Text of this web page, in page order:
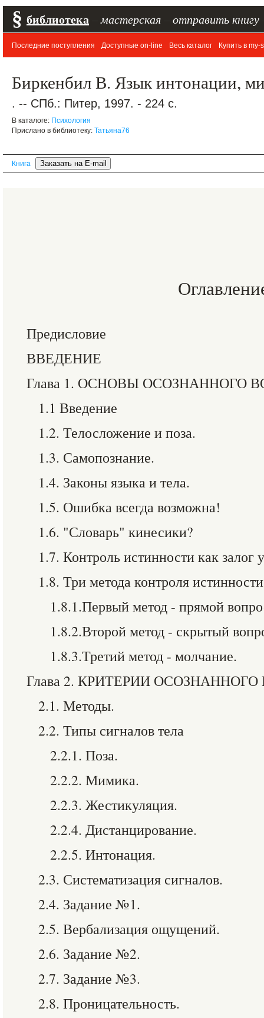
§ библиотека мастерская отправить книгу
Последние поступления Доступные on-line Весь каталог Купить в my-
Биркенбил В. Язык интонации,
. -- СПб.: Питер, 1997. - 224 с.
В каталоге: Психология
Прислано в библиотеку: Татьяна76
Книга
Предисловие
ВВЕДЕНИЕ
Глава 1. ОСНОВЫ ОСОЗНАННОГО
1.1 Введение
1.2. Телосложение и поза.
1.3. Самопознание.
1.4. Законы языка и тела.
1.5. Ошибка всегда возможна!
1.6. "Словарь" кинесики?
1.7. Контроль истинности как залог
1.8. Три метода контроля
1.8.1.Первый метод - прямой
1.8.2.Второй метод - скрытый
1.8.3.Третий метод - молчание.
Глава 2. КРИТЕРИИ
2.1. Методы.
2.2. Типы сигналов тела
2.2.1. Поза.
2.2.2. Мимика.
2.2.3. Жестикуляция.
2.2.4. Дистанцирование.
2.2.5. Интонация.
2.3. Систематизация сигналов.
2.4. Задание №1.
2.5. Вербализация ощущений.
2.6. Задание №2.
2.7. Задание №3.
2.8. Проницательность.